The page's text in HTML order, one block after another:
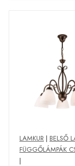
LAMKUR | BELSŐ
FÜGGŐLÁMPÁK
|